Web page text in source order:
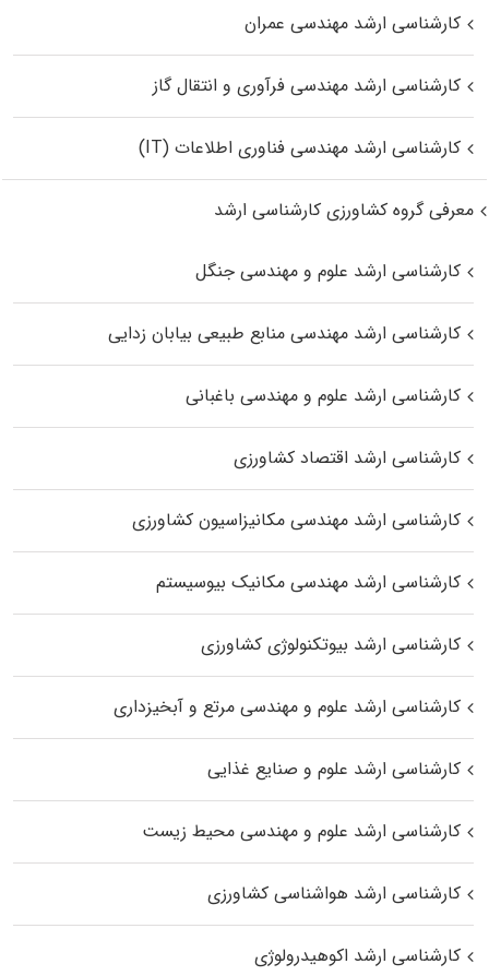
کارشناسی ارشد مهندسی عمران
کارشناسی ارشد مهندسی فرآوری و انتقال گاز
کارشناسی ارشد مهندسی فناوری اطلاعات (IT)
معرفی گروه کشاورزی کارشناسی ارشد
کارشناسی ارشد علوم و مهندسی جنگل
کارشناسی ارشد مهندسی منابع طبیعی بیابان زدایی
کارشناسی ارشد علوم و مهندسی باغبانی
کارشناسی ارشد اقتصاد کشاورزی
کارشناسی ارشد مهندسی مکانیزاسیون کشاورزی
کارشناسی ارشد مهندسی مکانیک بیوسیستم
کارشناسی ارشد بیوتکنولوژی کشاورزی
کارشناسی ارشد علوم و مهندسی مرتع و آبخیزداری
کارشناسی ارشد علوم و صنایع غذایی
کارشناسی ارشد علوم و مهندسی محیط زیست
کارشناسی ارشد هواشناسی کشاورزی
کارشناسی ارشد اکوهیدرولوژی